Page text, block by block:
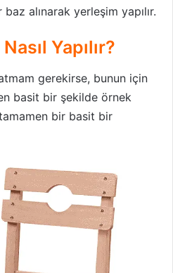
alınarak yerleşim yapılır.
Yapılır?
gerekirse, bunun için
basit bir şekilde örnek
bir basit bir